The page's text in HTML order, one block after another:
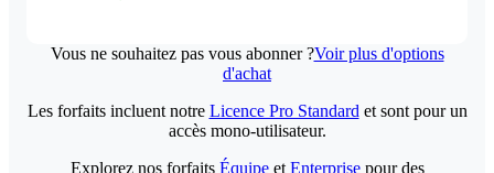
Vous ne souhaitez pas vous abonner ?Voir plus d'options
d'achat
Les forfaits incluent notre Licence Pro Standard et sont pour un
accès mono-utilisateur.
Explorez nos forfaits Équipeet Enterprisepour des